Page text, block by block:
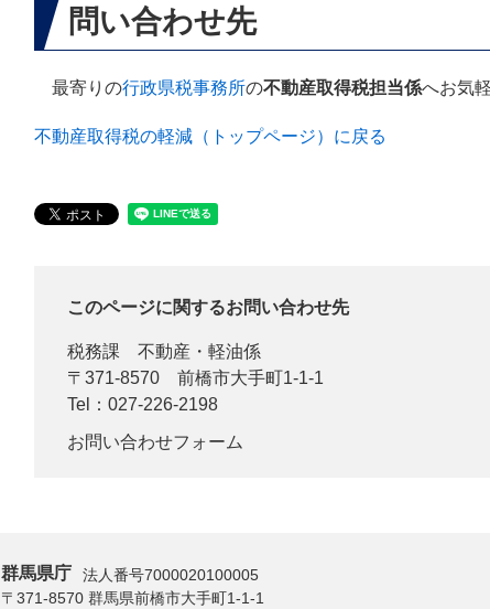
問い合わせ先
最寄りの行政県税事務所の不動産取得税担当係へお気
不動産取得税の軽減（トップページ）に戻る
このページに関するお問い合わせ先
税務課
不動産・軽油係
〒371-8570
前橋市大手町1-1-1
Tel：027-226-2198
お問い合わせフォーム
群馬県庁
法人番号7000020100005
〒371-8570 群馬県前橋市大手町1-1-1